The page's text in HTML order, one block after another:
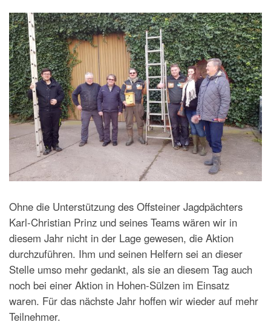
Ohne die Unterstützung des Offsteiner Jagdpächters
Karl-Christian Prinz und seines Teams wären wir in
diesem Jahr nicht in der Lage gewesen, die Aktion
durchzuführen. Ihm und seinen Helfern sei an dieser
Stelle umso mehr gedankt, als sie an diesem Tag auch
noch bei einer Aktion in Hohen-Sülzen im Einsatz
waren. Für das nächste Jahr hoffen wir wieder auf mehr
Teilnehmer.